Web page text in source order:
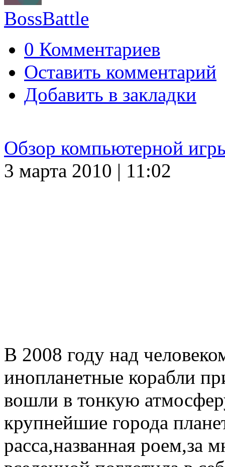
BossBattle
0 Комментариев
Оставить комментарий
Добавить в закладки
Обзор компьютерной
3 марта 2010 | 11:02
В 2008 году над
инопланетные корабли
вошли в тонкую
крупнейшие города
расса,названная роем,за